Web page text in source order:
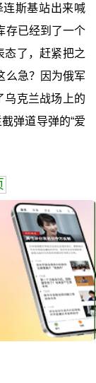
斯基站出来喊
存已经到了一个
态了，赶紧把之
么急？因为俄军
乌克兰战场上的
弹道导弹的“爱